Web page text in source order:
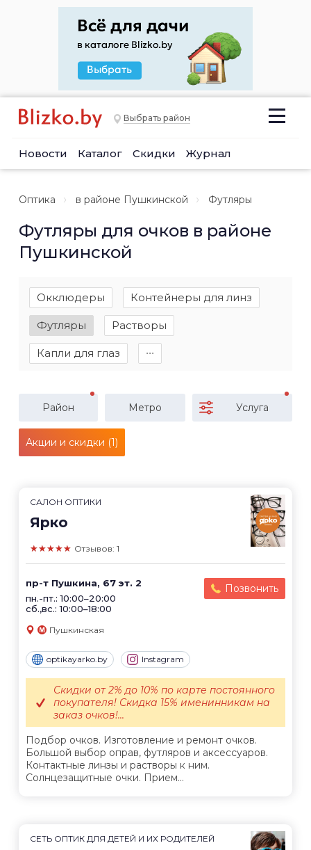
Выбрать район
Новости Каталог Скидки Журнал
Оптика в районе Пушкинской Футляры
Футляры для очков в районе
Пушкинской
Окклюдеры Контейнеры для линз
Футляры Растворы
Капли для глаз ∙∙∙
Район Метро Услуга
Акции и скидки (1)
САЛОН ОПТИКИ
Ярко
★★★★★ Отзывов: 1
пр-т Пушкина, 67 эт. 2
пн.-пт.: 10:00–20:00
сб.,вс.: 10:00–18:00
Позвонить
Пушкинская
optikayarko.by Instagram
Подбор очков. Изготовление и ремонт очков.
Большой выбор оправ, футляров и аксессуаров.
Контактные линзы и растворы к ним.
Солнцезащитные очки. Прием...
Скидки от 2% до 10% по карте постоянного
покупателя! Скидка 15% именинникам на
заказ очков!...
СЕТЬ ОПТИК ДЛЯ ДЕТЕЙ И ИХ РОДИТЕЛЕЙ